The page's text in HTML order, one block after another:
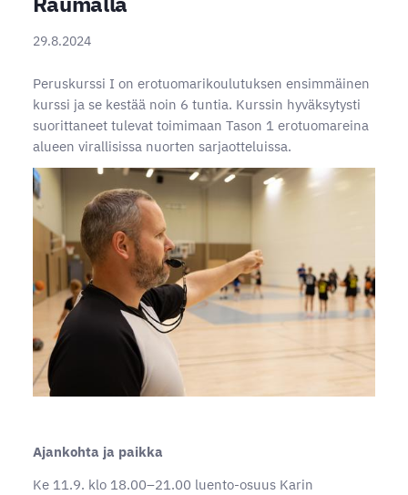
29.8.2024
Peruskurssi I on erotuomarikoulutuksen ensimmäinen
kurssi ja se kestää noin 6 tuntia. Kurssin hyväksytysti
suorittaneet tulevat toimimaan Tason 1 erotuomareina
alueen virallisissa nuorten sarjaotteluissa.
Ajankohta ja paikka
Ke 11.9. klo 18.00–21.00 luento-osuus Karin